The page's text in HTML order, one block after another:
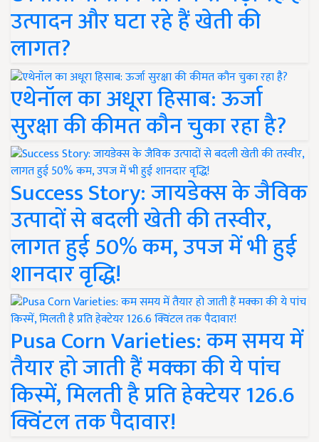
उत्पादन और घटा रहे हैं खेती की
लागत?
एथेनॉल का अधूरा हिसाब: ऊर्जा
सुरक्षा की कीमत कौन चुका रहा है?
Success Story: जायडेक्स के जैविक
उत्पादों से बदली खेती की तस्वीर,
लागत हुई 50% कम, उपज में भी हुई
शानदार वृद्धि!
Pusa Corn Varieties: कम समय में
तैयार हो जाती हैं मक्का की ये पांच
किस्में, मिलती है प्रति हेक्टेयर 126.6
क्विंटल तक पैदावार!